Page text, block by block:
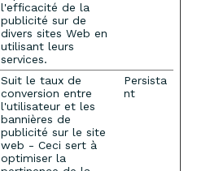
l'efficacité de la
publicité sur de
divers sites Web en
utilisant leurs
services.
Suit le taux de
conversion entre
l'utilisateur et les
bannières de
publicité sur le site
web - Ceci sert à
optimiser la
Persista
nt